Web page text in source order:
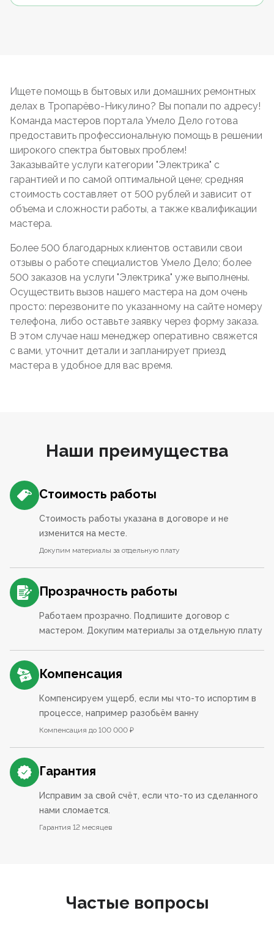
Ищете помощь в бытовых или домашних ремонтных
делах в Тропарёво-Никулино? Вы попали по адресу!
Команда мастеров портала Умело Дело готова
предоставить профессиональную помощь в решении
широкого спектра бытовых проблем!
Заказывайте услуги категории "Электрика" с
гарантией и по самой оптимальной цене; средняя
стоимость составляет от 500 рублей и зависит от
объема и сложности работы, а также квалификации
мастера.
Более 500 благодарных клиентов оставили свои
отзывы о работе специалистов Умело Дело; более
500 заказов на услуги "Электрика" уже выполнены.
Осуществить вызов нашего мастера на дом очень
просто: перезвоните по указанному на сайте номеру
телефона, либо оставьте заявку через форму заказа.
В этом случае наш менеджер оперативно свяжется
с вами, уточнит детали и запланирует приезд
мастера в удобное для вас время.
Наши преимущества
Стоимость работы
Стоимость работы указана в договоре и не
изменится на месте.
Докупим материалы за отдельную плату
Прозрачность работы
Работаем прозрачно. Подпишите договор с
мастером. Докупим материалы за отдельную плату
Компенсация
Компенсируем ущерб, если мы что-то испортим в
процессе, например разобьём ванну
Компенсация до 100 000 ₽
Гарантия
Исправим за свой счёт, если что-то из сделанного
нами сломается.
Гарантия 12 месяцев
Частые вопросы